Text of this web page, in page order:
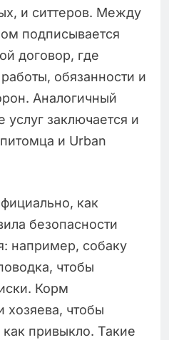
и ситтеров. Между
подписывается
договор, где
обязанности и
Аналогичный
услуг заключается и
и Urban
как
безопасности
например, собаку
чтобы
Корм
хозяева, чтобы
привыкло. Такие